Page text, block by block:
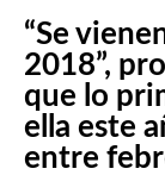
“Se
2018”,
que lo
ella este
entre